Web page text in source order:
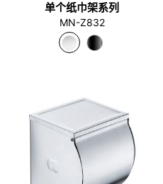
单个纸巾架系列
MN-Z832